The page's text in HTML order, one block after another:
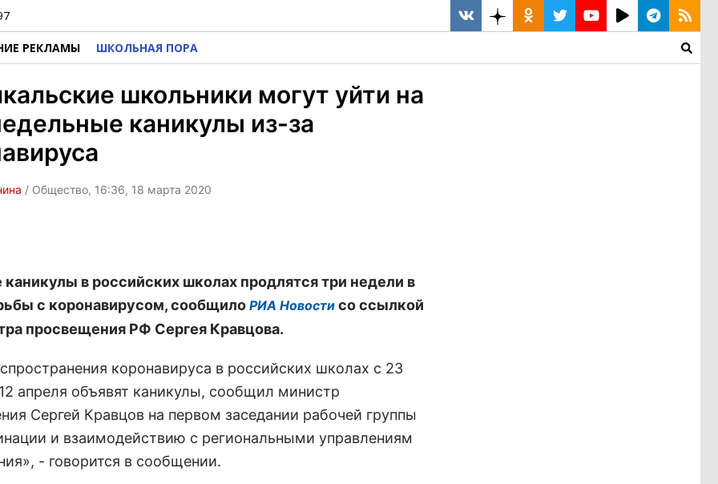
РЕКЛАМЫ ШКОЛЬНАЯ ПОРА
школьники могут уйти на
каникулы из-за
/ Общество, 16:36, 18 марта 2020
каникулы в российских школах продлятся три недели в
с коронавирусом, сообщилоРИА Новости со ссылкой
просвещения РФ Сергея Кравцова.
коронавируса в российских школах с 23
апреля объявят каникулы, сообщил министр
Сергей Кравцов на первом заседании рабочей группы
и взаимодействию с региональными управлениям
- говорится в сообщении.